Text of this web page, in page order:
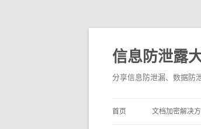
信息防泄露
分享信息防泄漏、数据防
首页 文档加密解决